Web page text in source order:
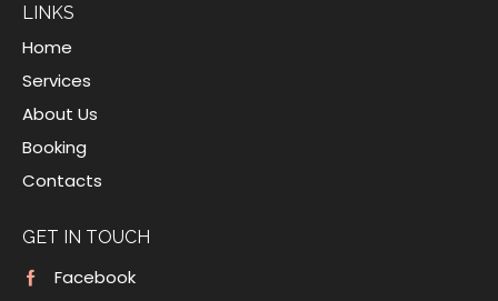
LINKS
Home
Services
About Us
Booking
Contacts
GET IN TOUCH
Facebook